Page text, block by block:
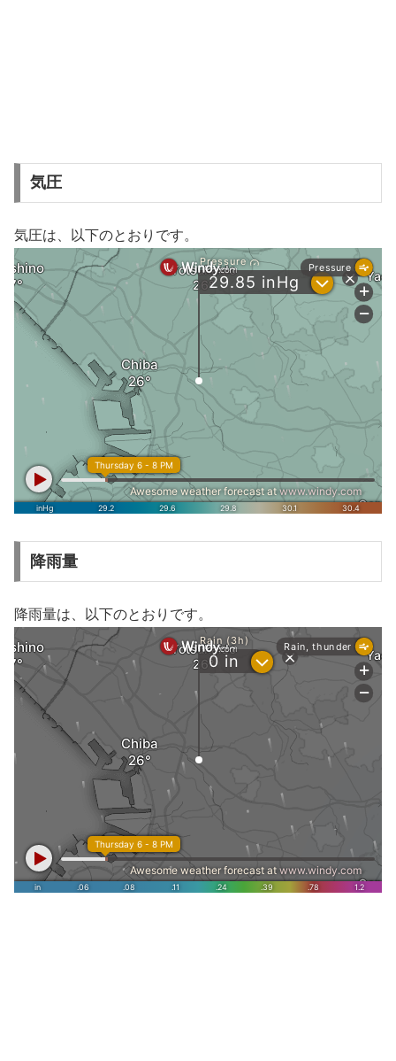
気圧
気圧は、以下のとおりです。
降雨量
降雨量は、以下のとおりです。